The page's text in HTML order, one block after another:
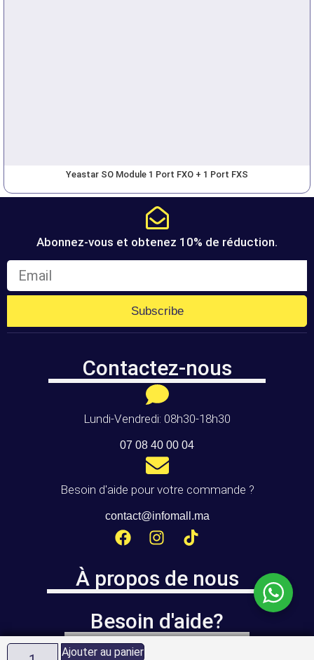
Ajouter au panier
Yeastar SO Module 1 Port FXO + 1 Port FXS
Abonnez-vous et obtenez 10% de réduction.
Subscribe
Contactez-nous
Lundi-Vendredi: 08h30-18h30
07 08 40 00 04
Besoin d'aide pour votre commande ?
contact@infomall.ma
À propos de nous
Besoin d'aide?